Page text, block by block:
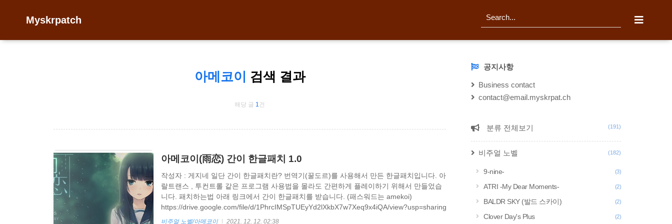
Myskrpatch
검
아메코이 검색 결과
해당 글 1건
아메코이(雨恋) 간이 한글패치 1.0
작성자 : 게지네 일단 간이 한글패치란? 번역기(꿀도르)를 사용해서 만든 한글패치입니다. 아
랄트랜스 , 투컨트롤 같은 프로그램 사용법을 몰라도 간편하게 플레이하기 위해서 만들었습
니다. 패치하는법 아래 링크에서 간이 한글패치를 받습니다. (패스워드는 amekoi)
https://drive.google.com/file/d/1PhrcIMSpTUEyYd2lXkbX7w7Xeq9x4iQA/view?usp=sharing
AMEKOI_KR 1.0 (PW amekoi).zip drive.google.com 다음과 같이 게임이 설치 되어있는 경
비주얼 노벨/아메코이 2021. 12. 12. 02:38
NOTICE공지사항
Business contact
contact@email.myskrpat.ch
CATEGORY
분류 전체보기 (191)
비주얼 노벨 (182)
9-nine- (3)
ATRI -My Dear Moments- (2)
BALDR SKY (발드 스카이) (2)
Clover Day's Plus (2)